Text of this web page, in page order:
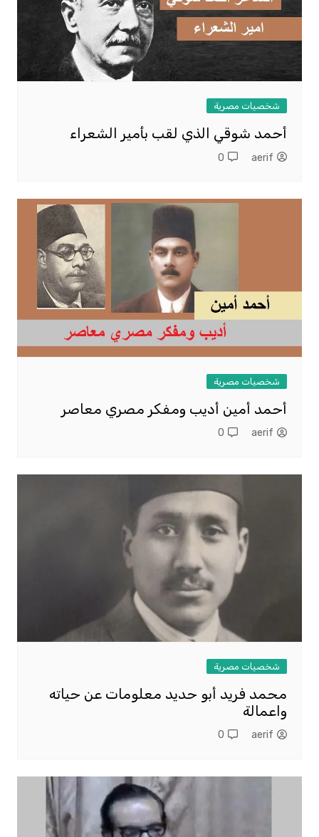
شخصيات مصرية
أحمد شوقي الذي لقب بأمير الشعراء
aerif
0
شخصيات مصرية
أحمد أمين أديب ومفكر مصري معاصر
aerif
0
شخصيات مصرية
محمد فريد أبو حديد معلومات عن حياته
واعمالة
aerif
0